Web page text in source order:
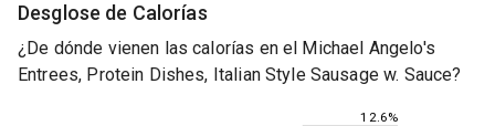
Desglose de Calorías
¿De dónde vienen las calorías en el Michael Angelo's
Entrees, Protein Dishes, Italian Style Sausage w. Sauce?
12.6%